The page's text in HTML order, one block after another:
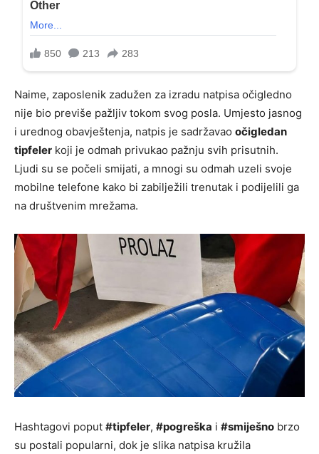
Naime, zaposlenik zadužen za izradu natpisa očigledno
nije bio previše pažljiv tokom svog posla. Umjesto jasnog
i urednog obavještenja, natpis je sadržavao očigledan
tipfeler koji je odmah privukao pažnju svih prisutnih.
Ljudi su se počeli smijati, a mnogi su odmah uzeli svoje
mobilne telefone kako bi zabilježili trenutak i podijelili ga
na društvenim mrežama.
Hashtagovi poput #tipfeler, #pogreška i #smiješno brzo
su postali popularni, dok je slika natpisa kružila